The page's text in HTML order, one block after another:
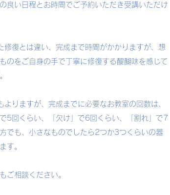
良い日程とお時間でご予約いただき受講いただけ
修復とは違い、完成まで時間がかかりますが、想
のをご自身の手で丁寧に修復する醍醐味を感じて
りますが、完成までに必要なお教室の回数は、
5回くらい、「欠け」で6回くらい、「割れ」で7
でも、小さなものでしたら2つか3つくらいの器
す。
ご相談ください。